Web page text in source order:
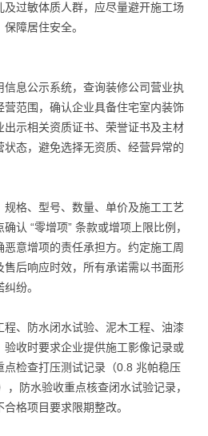
及过敏体质人群，应尽量避开施工场
障居住安全。
息公示系统，查询装修公司营业执
营范围，确认企业具备住宅室内装饰
示相关资质证书、荣誉证书及主材
态，避免选择无资质、经营异常的
格、型号、数量、单价及施工工艺
认 “零增项” 条款或增项上限比例，
意增项的责任承担方。约定施工周
后响应时效，所有承诺需以书面形
纷。
、防水闭水试验、泥木工程、油漆
收时要求企业提供施工影像记录或
点检查打压测试记录（0.8 兆帕稳压
防水验收重点核查闭水试验记录，
格项目要求限期整改。